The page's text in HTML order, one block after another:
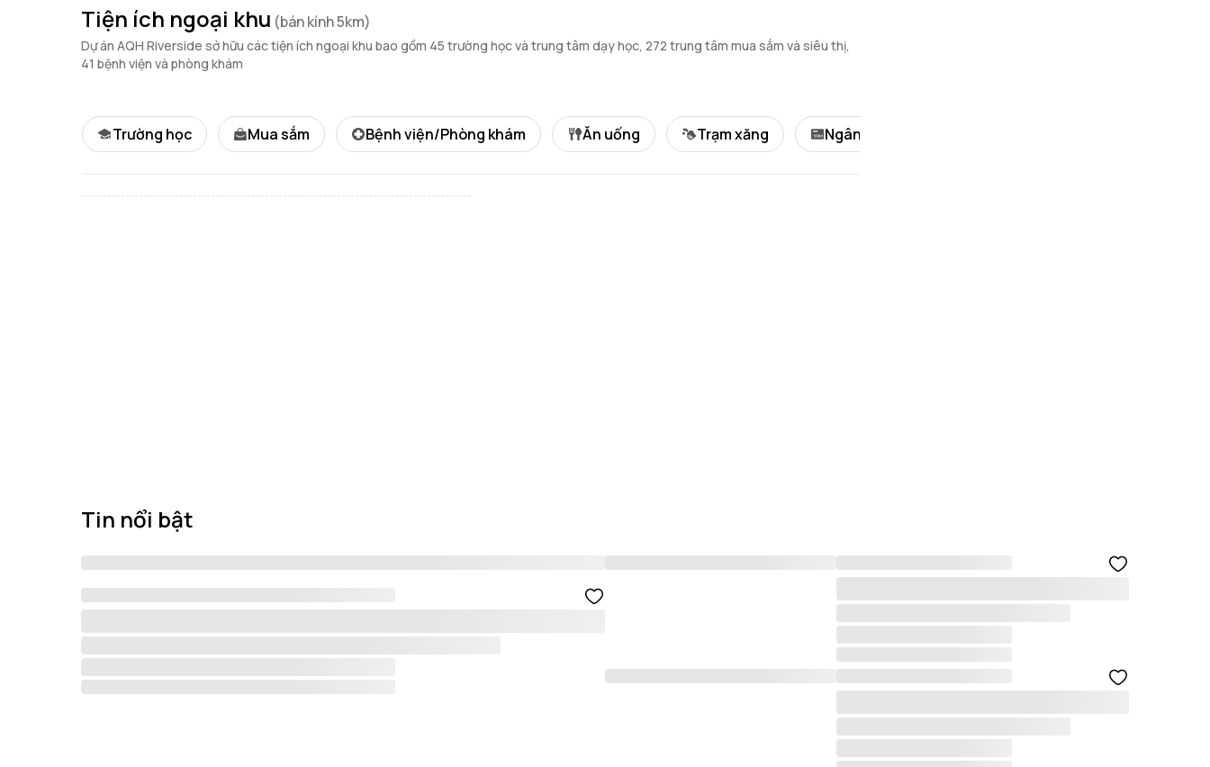
Tiện ích ngoại khu (bán kính 5km)
Dự án AQH Riverside sở hữu các tiện ích ngoại khu bao gồm 45 trường học và trung tâm dạy học, 272 trung tâm mua sắm và siêu thị,
41 bệnh viện và phòng khám
Trường học Mua sắm Bệnh viện/Phòng khám Ăn uống Trạm xăng Ngân hàng
Tin nổi bật